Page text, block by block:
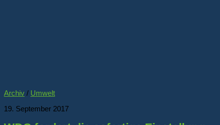
Archiv / Umwelt
19. September 2017